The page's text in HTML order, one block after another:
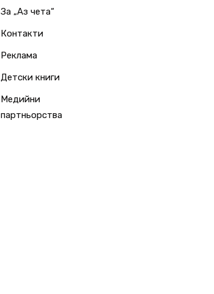
За „Аз чета“
Контакти
Реклама
Детски книги
Медийни
партньорства